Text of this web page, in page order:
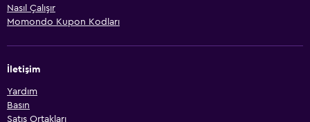
Nasıl Çalışır
Momondo Kupon Kodları
İletişim
Yardım
Basın
Satış Ortakları